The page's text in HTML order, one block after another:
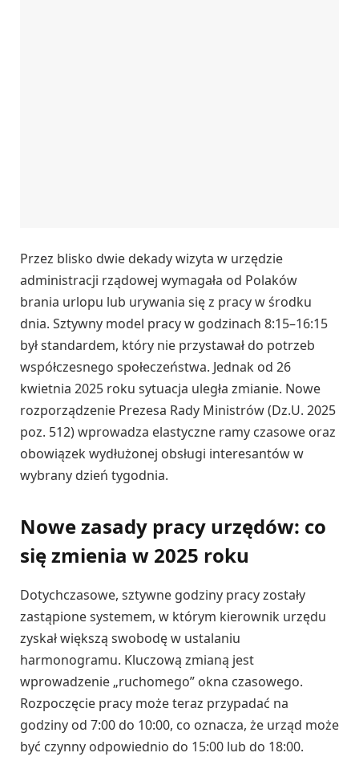
Przez blisko dwie dekady wizyta w urzędzie
administracji rządowej wymagała od Polaków
brania urlopu lub urywania się z pracy w środku
dnia. Sztywny model pracy w godzinach 8:15–16:15
był standardem, który nie przystawał do potrzeb
współczesnego społeczeństwa. Jednak od 26
kwietnia 2025 roku sytuacja uległa zmianie. Nowe
rozporządzenie Prezesa Rady Ministrów (Dz.U. 2025
poz. 512) wprowadza elastyczne ramy czasowe oraz
obowiązek wydłużonej obsługi interesantów w
wybrany dzień tygodnia.
Nowe zasady pracy urzędów: co
się zmienia w 2025 roku
Dotychczasowe, sztywne godziny pracy zostały
zastąpione systemem, w którym kierownik urzędu
zyskał większą swobodę w ustalaniu
harmonogramu. Kluczową zmianą jest
wprowadzenie „ruchomego” okna czasowego.
Rozpoczęcie pracy może teraz przypadać na
godziny od 7:00 do 10:00, co oznacza, że urząd może
być czynny odpowiednio do 15:00 lub do 18:00.